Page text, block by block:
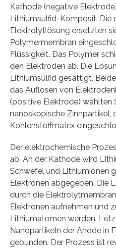
Kathode (negative
Lithiumsulfid-Komposit. Die
Elektrolytlösung ersetzten
Polymermembran
Flüssigkeit. Das Polymer
den Elektroden ab. Die
Lithiumsulfid gesättigt.
das Auflösen von
(positive Elektrode) wählten
nanoskopische Zinnpartikel,
Kohlenstoffmatrix
Der elektrochemische
ab: An der Kathode wird
Schwefel und Lithiumionen
Elektronen abgegeben. Die
durch die
Elektronen aufnehmen und
Lithiumatomen werden.
Nanopartikeln der Anode in
gebunden. Der Prozess ist